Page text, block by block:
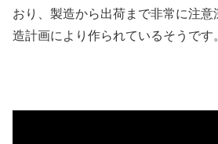
おり、製造から出荷まで非常に注
造計画により作られているそうです